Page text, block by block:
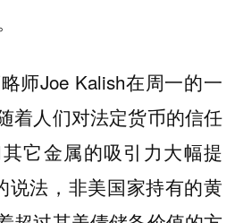
师Joe Kalish在周一的一
着人们对法定货币的信任
它金属的吸引力大幅提
说法，非美国家持有的黄